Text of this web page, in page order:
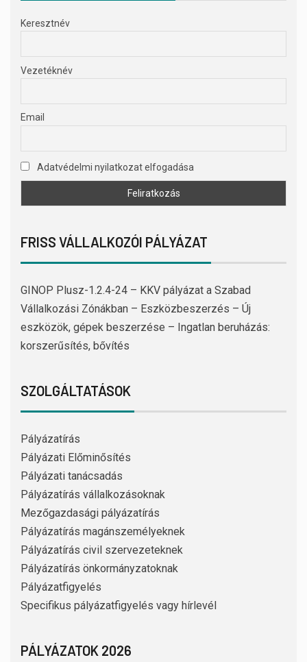
Keresztnév
Vezetéknév
Email
Adatvédelmi nyilatkozat elfogadása
FRISS VÁLLALKOZÓI PÁLYÁZAT
GINOP Plusz-1.2.4-24 – KKV pályázat a Szabad
Vállalkozási Zónákban – Eszközbeszerzés – Új
eszközök, gépek beszerzése – Ingatlan beruházás:
korszerűsítés, bővítés
SZOLGÁLTATÁSOK
Pályázatírás
Pályázati Előminősítés
Pályázati tanácsadás
Pályázatírás vállalkozásoknak
Mezőgazdasági pályázatírás
Pályázatírás magánszemélyeknek
Pályázatírás civil szervezeteknek
Pályázatírás önkormányzatoknak
Pályázatfigyelés
Specifikus pályázatfigyelés vagy hírlevél
PÁLYÁZATOK 2026